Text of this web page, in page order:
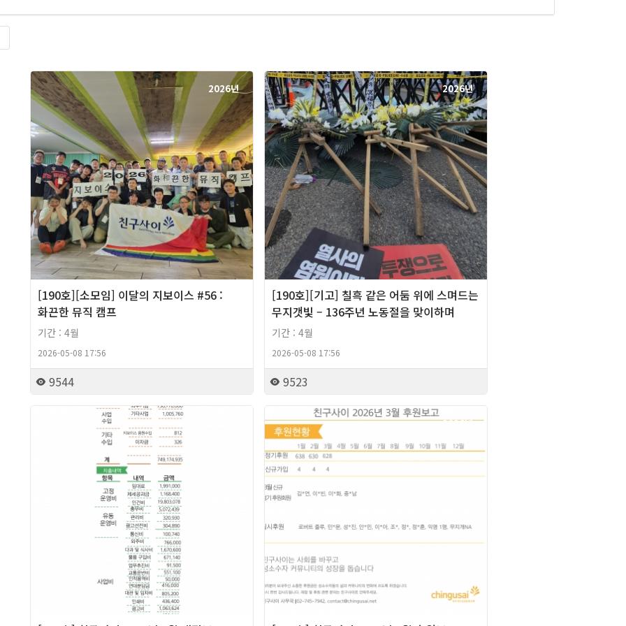
2026년
[190호][소모임] 이달의 지보이스 #56 :
화끈한 뮤직 캠프
기간 : 4월
2026-05-08 17:56
9544
2026년
[190호][기고] 칠흑 같은 어둠 위에 스며드는
무지갯빛 – 136주년 노동절을 맞이하며
기간 : 4월
2026-05-08 17:56
9523
2026년